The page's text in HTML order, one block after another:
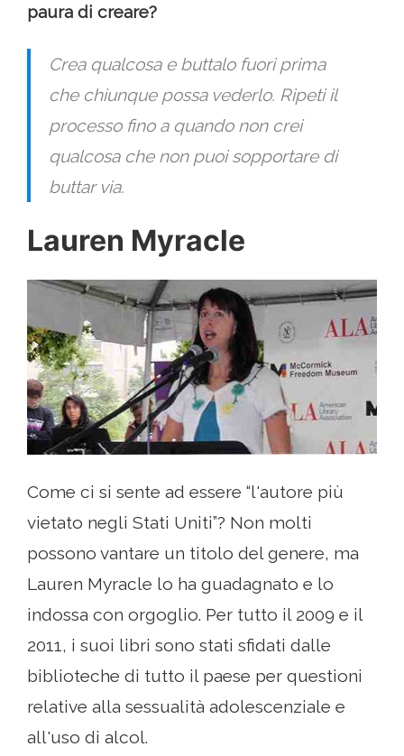
paura di creare?
Crea qualcosa e buttalo fuori prima
che chiunque possa vederlo. Ripeti il ​​
processo fino a quando non crei
qualcosa che non puoi sopportare di
buttar via.
Lauren Myracle
Come ci si sente ad essere “l'autore più
vietato negli Stati Uniti”? Non molti
possono vantare un titolo del genere, ma
Lauren Myracle lo ha guadagnato e lo
indossa con orgoglio. Per tutto il 2009 e il
2011, i suoi libri sono stati sfidati dalle
biblioteche di tutto il paese per questioni
relative alla sessualità adolescenziale e
all'uso di alcol.